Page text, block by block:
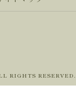
RIGHTS RESERVED.